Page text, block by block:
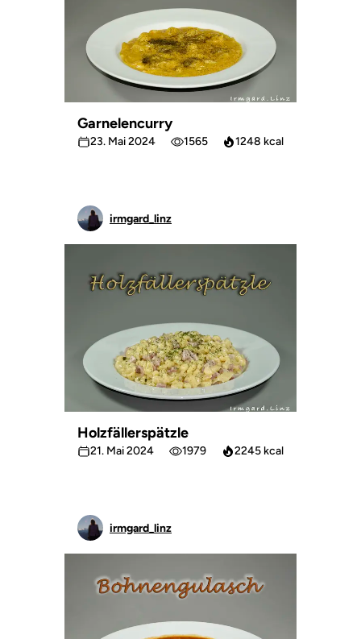
Garnelencurry
23. Mai 2024 1565 1248 kcal
irmgard_linz
Holzfällerspätzle
21. Mai 2024 1979 2245 kcal
irmgard_linz